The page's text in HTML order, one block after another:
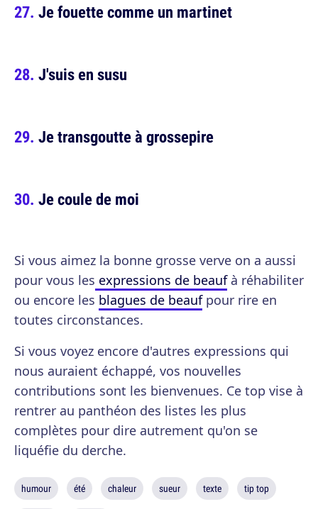
Je fouette comme un martinet
J'suis en susu
Je transgoutte à grossepire
Je coule de moi
Si vous aimez la bonne grosse verve on a aussi
pour vous les expressions de beaufà réhabiliter
ou encore les blagues de beaufpour rire en
toutes circonstances.
Si vous voyez encore d'autres expressions qui
nous auraient échappé, vos nouvelles
contributions sont les bienvenues. Ce top vise à
rentrer au panthéon des listes les plus
complètes pour dire autrement qu'on se
liquéfie du derche.
humour été chaleur sueur texte tip top